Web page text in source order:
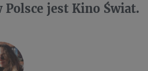
jest Kino Świat.